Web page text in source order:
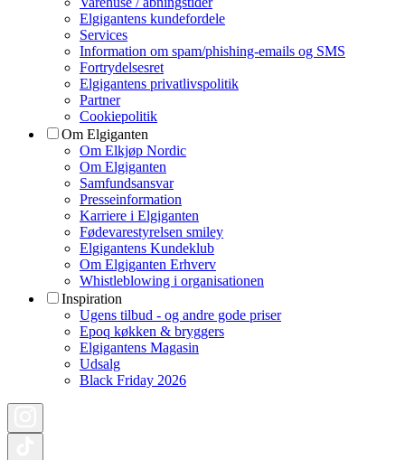
Elgigantens kundefordele
Services
Information om spam/phishing-emails og SMS
Fortrydelsesret
Elgigantens privatlivspolitik
Partner
Cookiepolitik
Om Elgiganten
Om Elkjøp Nordic
Om Elgiganten
Samfundsansvar
Presseinformation
Karriere i Elgiganten
Fødevarestyrelsen smiley
Elgigantens Kundeklub
Om Elgiganten Erhverv
Whistleblowing i organisationen
Inspiration
Ugens tilbud - og andre gode priser
Epoq køkken & bryggers
Elgigantens Magasin
Udsalg
Black Friday 2026